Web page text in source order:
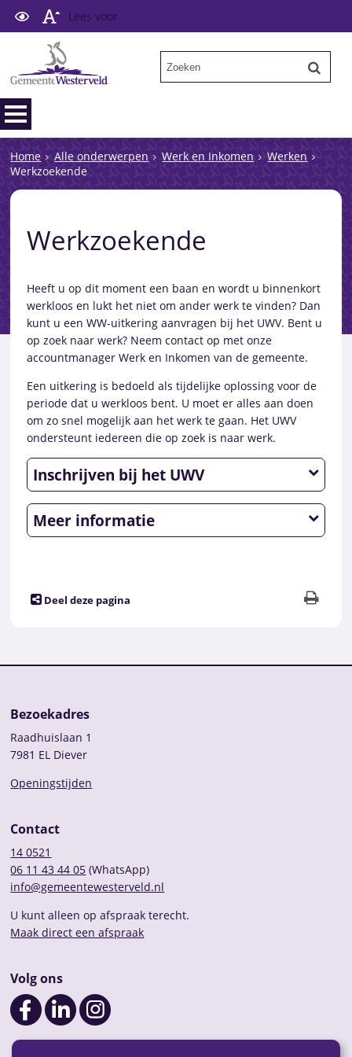
Lees voor
Home Alle onderwerpen Werk en Inkomen
Werken
Werkzoekende
Werkzoekende
Heeft u op dit moment een baan en wordt u binnenkort
werkloos en lukt het niet om ander werk te vinden? Dan
kunt u een WW-uitkering aanvragen bij het UWV. Bent u
op zoek naar werk? Neem contact op met onze
accountmanager Werk en Inkomen van de gemeente.
Een uitkering is bedoeld als tijdelijke oplossing voor de
periode dat u werkloos bent. U moet er alles aan doen
om zo snel mogelijk aan het werk te gaan. Het UWV
ondersteunt iedereen die op zoek is naar werk.
Inschrijven bij het UWV
Meer informatie
Deel deze pagina
Bezoekadres
Raadhuislaan 1
7981 EL Diever
Openingstijden
Contact
14 0521
06 11 43 44 05 (WhatsApp)
info@gemeentewesterveld.nl
U kunt alleen op afspraak terecht.
Maak direct een afspraak
Volg ons